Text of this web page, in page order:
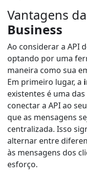
Vantagens
Business
Ao considerar a API
optando por uma
maneira como sua
Em primeiro lugar, a
existentes é uma
conectar a API ao
que as mensagens
centralizada. Isso
alternar entre
às mensagens dos
esforço.